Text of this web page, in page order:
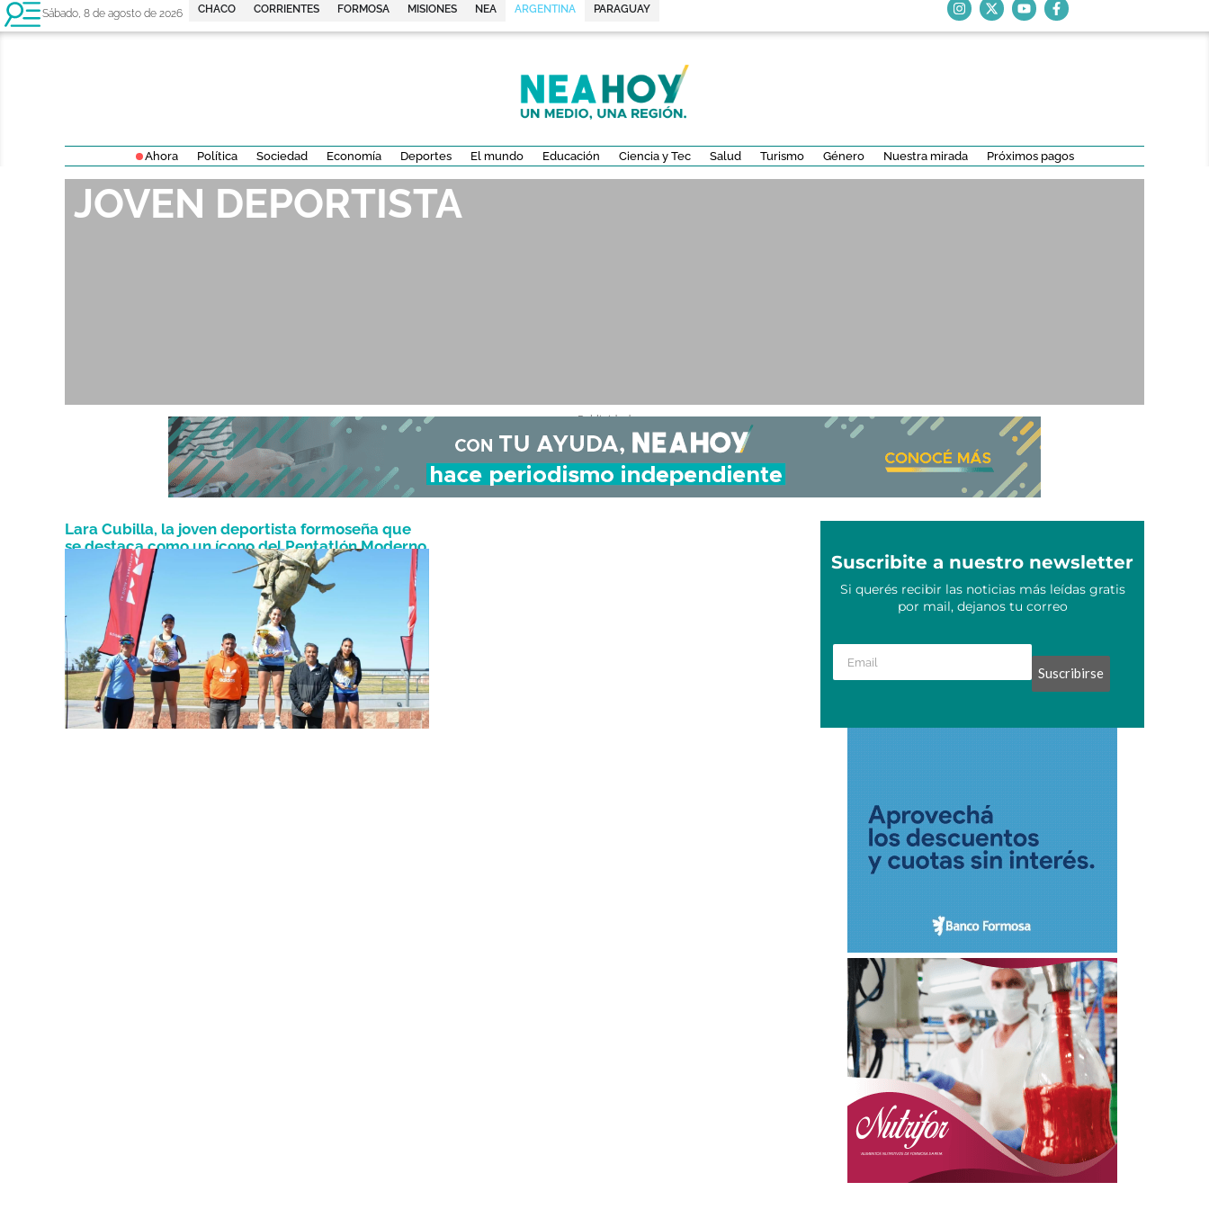
Sábado, 8 de agosto de 2026 CHACO CORRIENTES FORMOSA MISIONES NEA ARGENTINA PARAGUAY
Ahora Política Sociedad Economía Deportes El mundo Educación Ciencia y Tec Salud Turismo Género Nuestra mirada Próximos pagos
JOVEN DEPORTISTA
- Publicidad -
Lara Cubilla, la joven deportista formoseña que
se destaca como un ícono del Pentatlón Moderno
a nivel nacional
Septiembre 5, 2024 Suscribite a nuestro newsletter
Si querés recibir las noticias más leídas gratis
por mail, dejanos tu correo
Suscribirse